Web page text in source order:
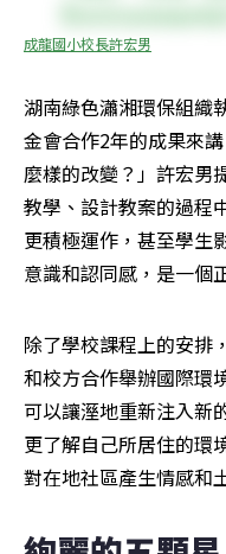
成龍國小校長許宏男
湖南綠色瀟湘環保組織
金會合作2年的成果來
麼樣的改變？」許宏男
教學、設計教案的過程
更積極運作，甚至學生
意識和認同感，是一個
除了學校課程上的安排
和校方合作舉辦國際環
可以讓溼地重新注入新
更了解自己所居住的環
對在地社區產生情感和